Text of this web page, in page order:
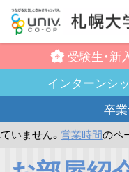
受験生・新
インターンシッ
卒
せん。営業時間のページ